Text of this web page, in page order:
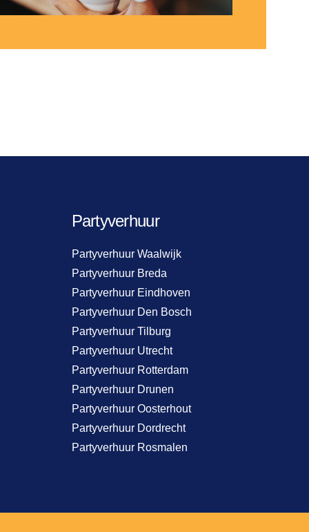
Partyverhuur
Partyverhuur Waalwijk
Partyverhuur Breda
Partyverhuur Eindhoven
Partyverhuur Den Bosch
Partyverhuur Tilburg
Partyverhuur Utrecht
Partyverhuur Rotterdam
Partyverhuur Drunen
Partyverhuur Oosterhout
Partyverhuur Dordrecht
Partyverhuur Rosmalen